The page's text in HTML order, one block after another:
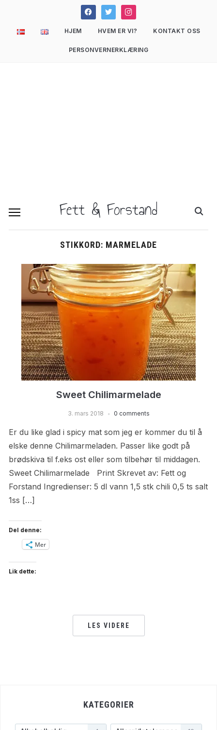
facebooktwitter instagram
HJEM HVEM ER VI? KONTAKT OSS
PERSONVERNERKLÆRING
Fett & Forstand
STIKKORD: MARMELADE
Sweet Chilimarmelade
3. mars 2018 0 comments
Er du like glad i spicy mat som jeg er kommer du til å
elske denne Chilimarmeladen. Passer like godt på
brødskiva til f.eks ost eller som tilbehør til middagen.
Sweet Chilimarmelade Print Skrevet av: Fett og
Forstand Ingredienser: 5 dl vann 1,5 stk chili 0,5 ts salt
1ss […]
Del denne:
Mer
Lik dette:
LES VIDERE
KATEGORIER